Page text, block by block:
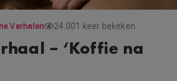
Verhalen 24.001 keer bekeken
– ‘Koffie na